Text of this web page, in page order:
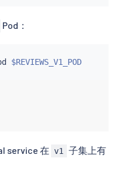
Pod：
$REVIEWS_V1_POD
service 在 v1
子集上有